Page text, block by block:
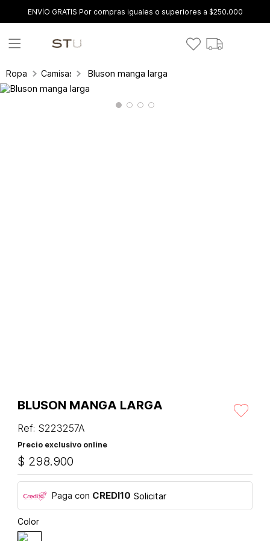
ENVÍO GRATIS Por compras iguales o superiores a $250.000
Ropa Camisas y blusasBluson manga larga
BLUSON MANGA LARGA
Ref: S223257A
Precio exclusivo online
$ 298.900
Paga con CREDI10 Solicitar
Color